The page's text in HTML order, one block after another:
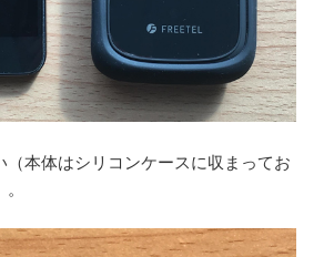
（本体はシリコンケースに収まってお